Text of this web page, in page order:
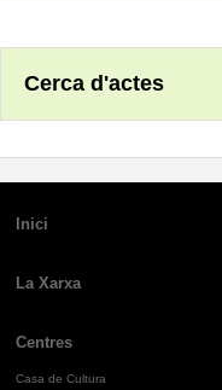
Cerca d'actes
Inici
La Xarxa
Centres
Casa de Cultura